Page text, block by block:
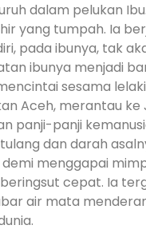
dalam pelukan
yang tumpah. Ia
pada ibunya, tak
ibunya menjadi
sesama
Aceh, merantau ke
panji-panji
dan darah
menggapai
cepat. Ia
air mata